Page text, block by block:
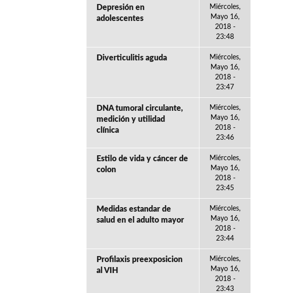
Depresión en
adolescentes
Miércoles,
Mayo 16,
2018 -
23:48
Diverticulitis aguda
Miércoles,
Mayo 16,
2018 -
23:47
DNA tumoral circulante,
medición y utilidad
clínica
Miércoles,
Mayo 16,
2018 -
23:46
Estilo de vida y cáncer de
colon
Miércoles,
Mayo 16,
2018 -
23:45
Medidas estandar de
salud en el adulto mayor
Miércoles,
Mayo 16,
2018 -
23:44
Profilaxis preexposicion
al VIH
Miércoles,
Mayo 16,
2018 -
23:43